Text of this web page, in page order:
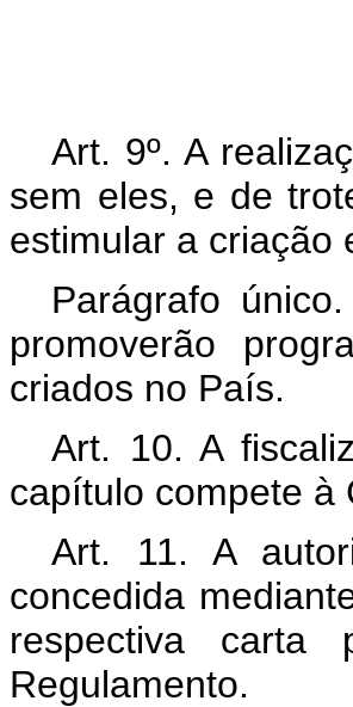
Art. 9º. A
sem eles, e de
estimular a criação
Parágrafo
promoverão
criados no País.
Art. 10. A
capítulo compete à
Art. 11. A
concedida
respectiva carta
Regulamento.